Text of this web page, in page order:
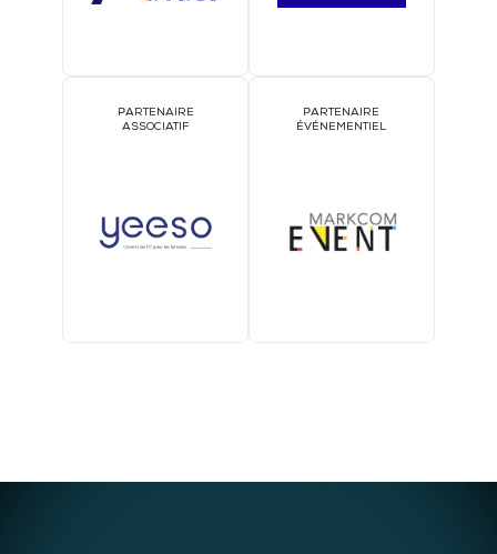
PARTENAIRE
ASSOCIATIF
PARTENAIRE
ÉVÉNEMENTIEL